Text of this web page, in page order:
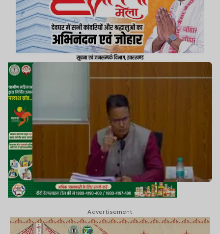
Advertisement